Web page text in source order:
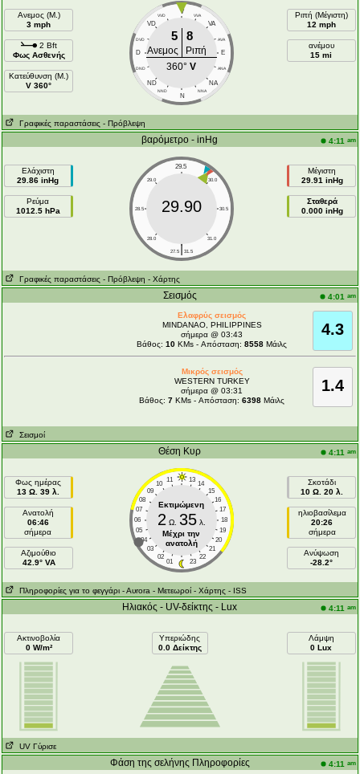
Ανεμος (Μ.)
3 mph
2 Bft
Φως Ασθενής
Κατεύθυνση (Μ.)
V 360°
V
VVD VVA
VD VA
DVD AVA
D E
DND ANA
ND NA
NND NNA
N
5 8
Ανεμος
Ριπή
360°V
Ριπή (Μέγιστη)
12 mph
ανέμου
15 mi
Γραφικές παραστάσεις - Πρόβλεψη
βαρόμετρο - inHg 4:11 am
Ελάχιστη
29.86 inHg
Ρεύμα
1012.5 hPa
29.5
29.0 30.0
28.5 30.5
28.0 31.0
|
27.5 31.5
29.90
Μέγιστη
29.91 inHg
Σταθερά
0.000 inHg
Γραφικές παραστάσεις - Πρόβλεψη - Χάρτης
Σεισμός 4:01 am
4.3
Ελαφρύς σεισμός
MINDANAO, PHILIPPINES
σήμερα @ 03:43
Βάθος:10 KMs - Απόσταση:8558 Μάιλς
1.4
Μικρός σεισμός
WESTERN TURKEY
σήμερα @ 03:31
Βάθος:7 KMs - Απόσταση:6398 Μάιλς
Σεισμοί
Θέση Κυρ 4:11 am
Φως ημέρας
13 Ω. 39 λ.
Ανατολή
06:46
σήμερα
Aζιμούθιο
42.9° VA
11 13
10
14
09
15
08
16
07
17
06
18
05
19
04
20
03
21
02
22
01 23
Εκτιμώμενη
2 Ω. 35λ.
Μέχρι την
ανατολή
Σκοτάδι
10 Ω. 20 λ.
ηλιοβασίλεμα
20:26
σήμερα
Ανύψωση
-28.2°
Πληροφορίες για το φεγγάρι - Αυrora - Μετεωροί - Χάρτης - ISS
Ηλιακός - UV-δείκτης - Lux 4:11 am
Ακτινοβολία
0 W/m²
Υπεριώδης
0.0 Δείκτης
Λάμψη
0 Lux
UV Γύρισε
Φάση της σελήνης Πληροφορίες 4:11 am